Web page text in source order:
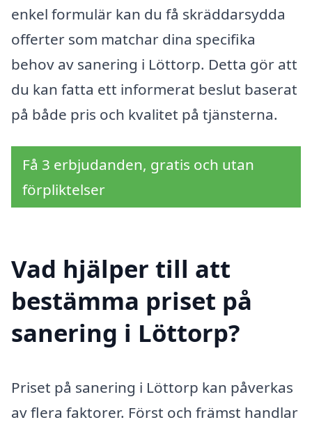
enkel formulär kan du få skräddarsydda
offerter som matchar dina specifika
behov av sanering i Löttorp. Detta gör att
du kan fatta ett informerat beslut baserat
på både pris och kvalitet på tjänsterna.
Få 3 erbjudanden, gratis och utan
förpliktelser
Vad hjälper till att
bestämma priset på
sanering i Löttorp?
Priset på sanering i Löttorp kan påverkas
av flera faktorer. Först och främst handlar